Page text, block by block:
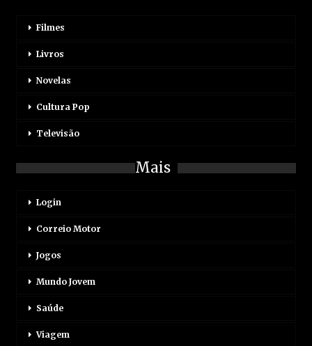
Filmes
Livros
Novelas
Cultura Pop
Televisão
Mais
Login
Correio Motor
Jogos
Mundo Jovem
Saúde
Viagem